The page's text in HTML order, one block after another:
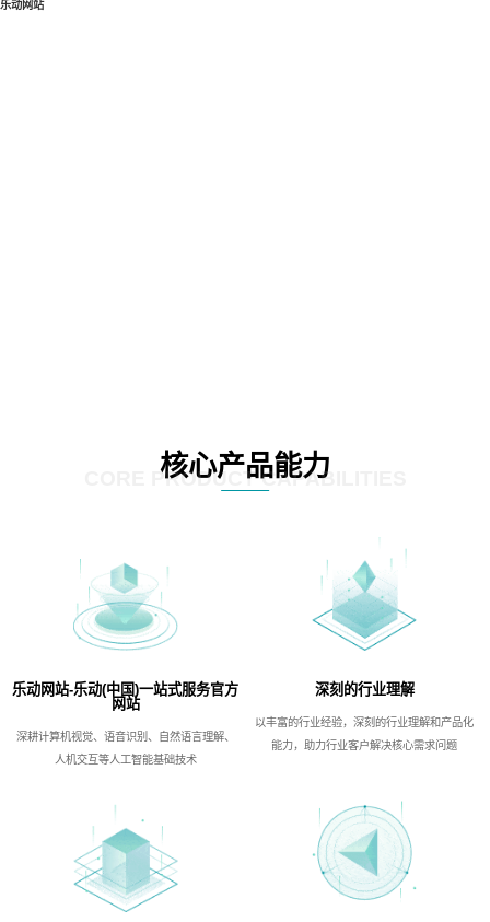
乐动网站
核心产品能力
CORE PRODUCT CAPABILITIES
乐动网站-乐动(中国)一站式服务官方
网站
深耕计算机视觉、语音识别、自然语言理解、
人机交互等人工智能基础技术
深刻的行业理解
以丰富的行业经验，深刻的行业理解和产品化
能力，助力行业客户解决核心需求问题